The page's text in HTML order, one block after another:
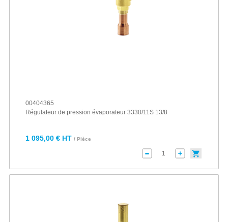
00404365
Régulateur de pression évaporateur 3330/11S 13/8
1 095,00 € HT / Pièce